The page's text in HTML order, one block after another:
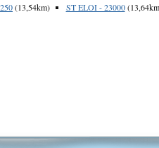
(13,54km)
ST ELOI - 23000